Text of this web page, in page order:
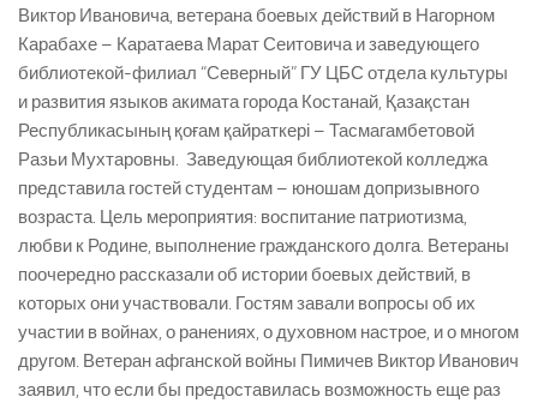
Виктор Ивановича, ветерана боевых действий в Нагорном
Карабахе – Каратаева Марат Сеитовича и заведующего
библиотекой-филиал “Северный” ГУ ЦБС отдела культуры
и развития языков акимата города Костанай, Қазақстан
Республикасының қоғам қайраткері – Тасмагамбетовой
Разьи Мухтаровны. Заведующая библиотекой колледжа
представила гостей студентам – юношам допризывного
возраста. Цель мероприятия: воспитание патриотизма,
любви к Родине, выполнение гражданского долга. Ветераны
поочередно рассказали об истории боевых действий, в
которых они участвовали. Гостям завали вопросы об их
участии в войнах, о ранениях, о духовном настрое, и о многом
другом. Ветеран афганской войны Пимичев Виктор Иванович
заявил, что если бы предоставилась возможность еще раз